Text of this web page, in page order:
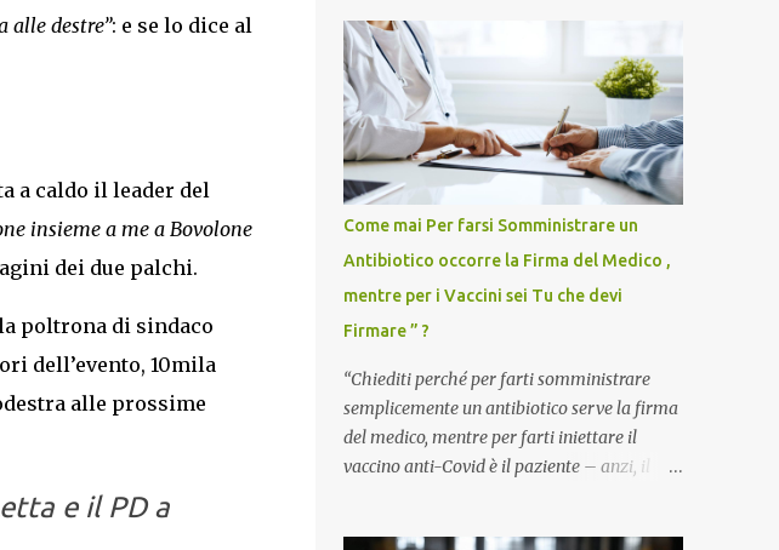
alle destre”: e se lo dice al
a caldo il leader del
insieme a me a Bovolone
dei due palchi.
poltrona di sindaco
dell’evento, 10mila
alle prossime
e il PD a
Come mai Per farsi Somministrare un
Antibiotico occorre la Firma del Medico ,
mentre per i Vaccini sei Tu che devi
Firmare ” ?
“Chiediti perché per farti somministrare
semplicemente un antibiotico serve la firma
del medico, mentre per farti iniettare il
vaccino anti-Covid è il paziente – anzi, il